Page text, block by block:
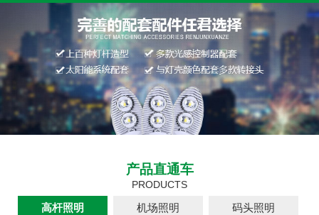
产品直通车
PRODUCTS
高杆照明 机场照明 码头照明